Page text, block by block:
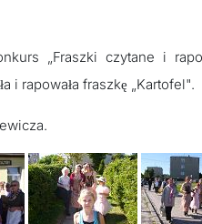
„Fraszki czytane i
i rapowała fraszkę „Kartofel".